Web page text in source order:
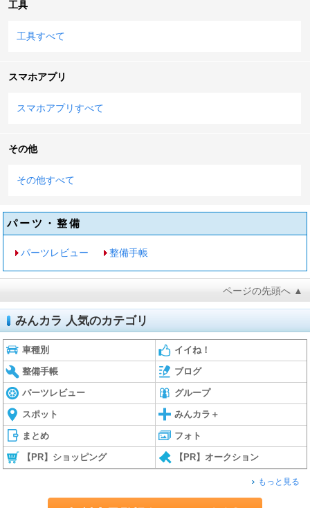
工具
工具すべて
スマホアプリ
スマホアプリすべて
その他
その他すべて
パーツ・整備
パーツレビュー 整備手帳
ページの先頭へ ▲
みんカラ 人気のカテゴリ
車種別 イイね！
整備手帳 ブログ
パーツレビュー グループ
スポット みんカラ＋
まとめ フォト
【PR】ショッピング 【PR】オークション
もっと見る